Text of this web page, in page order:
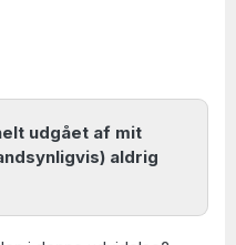
udgået af mit
aldrig